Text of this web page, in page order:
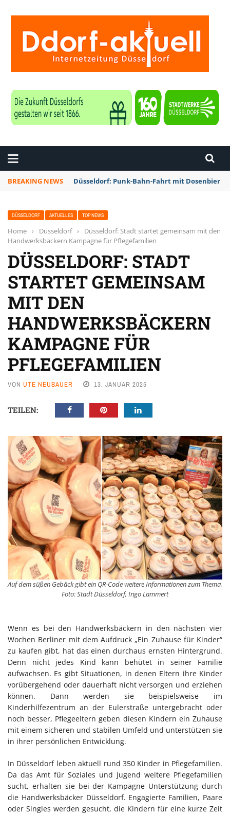
BREAKING NEWS Düsseldorf: Punk-Bahn-Fahrt mit Dosenbier
DÜSSELDORF AKTUELLES TOP NEWS
Home › Düsseldorf ›
Düsseldorf: Stadt startet gemeinsam mit den
Handwerksbäckern Kampagne für Pflegefamilien
DÜSSELDORF: STADT
STARTET GEMEINSAM
MIT DEN
HANDWERKSBÄCKERN
KAMPAGNE FÜR
PFLEGEFAMILIEN
VON UTE NEUBAUER 13. JANUAR 2025
TEILEN:
Auf dem süßen Gebäck gibt ein QR-Code weitere Informationen zum Thema,
Foto: Stadt Düsseldorf, Ingo Lammert
Wenn es bei den Handwerksbäckern in den nächsten vier
Wochen Berliner mit dem Aufdruck „Ein Zuhause für Kinder“
zu kaufen gibt, hat das einen durchaus ernsten Hintergrund.
Denn nicht jedes Kind kann behütet in seiner Familie
aufwachsen. Es gibt Situationen, in denen Eltern ihre Kinder
vorübergehend oder dauerhaft nicht versorgen und erziehen
können. Dann werden sie beispielsweise im
Kinderhilfezentrum an der Eulerstraße untergebracht oder
noch besser, Pflegeeltern geben diesen Kindern ein Zuhause
mit einem sicheren und stabilen Umfeld und unterstützen sie
in ihrer persönlichen Entwicklung.
In Düsseldorf leben aktuell rund 350 Kinder in Pflegefamilien.
Da das Amt für Soziales und Jugend weitere Pflegefamilien
sucht, erhalten sie bei der Kampagne Unterstützung durch
die Handwerksbäcker Düsseldorf. Engagierte Familien, Paare
oder Singles werden gesucht, die Kindern für eine kurze Zeit